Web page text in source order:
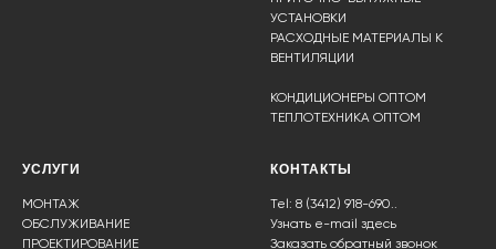
УСТАНОВКИ
РАСХОДНЫЕ МАТЕРИАЛЫ К
ВЕНТИЛЯЦИИ
КОНДИЦИОНЕРЫ ОПТОМ
ТЕПЛОТЕХНИКА ОПТОМ
УСЛУГИ
МОНТАЖ
ОБСЛУЖИВАНИЕ
ПРОЕКТИРОВАНИЕ
КОНТАКТЫ
Tel: 8 (3412) 918-690..
Узнать e-mail здесь
Заказать обратный звонок